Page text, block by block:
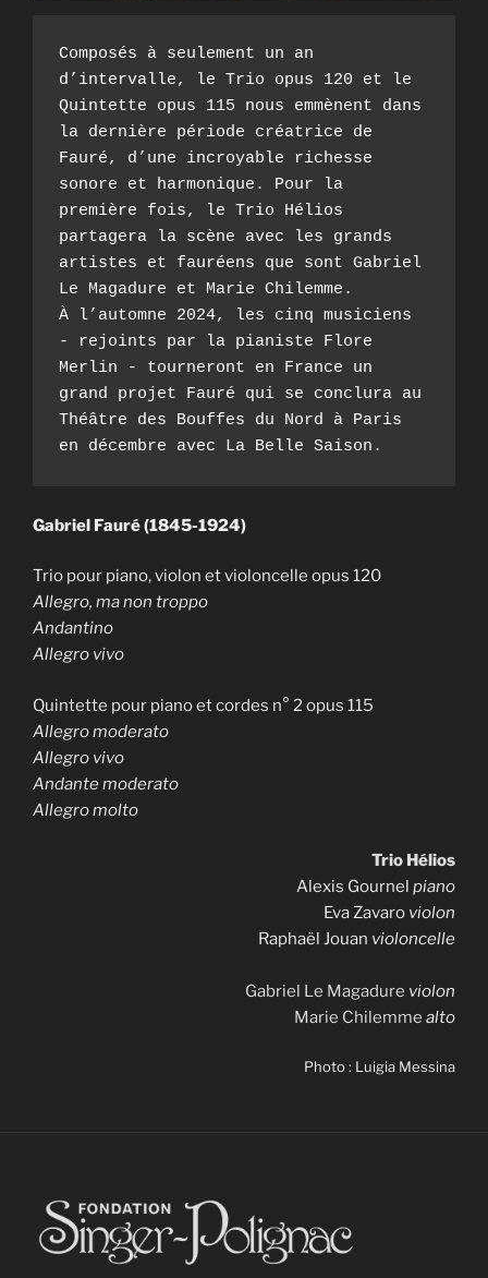
Composés à seulement un an
d’intervalle, le Trio opus 120 et le
Quintette opus 115 nous emmènent dans
la dernière période créatrice de
Fauré, d’une incroyable richesse
sonore et harmonique. Pour la
première fois, le Trio Hélios
partagera la scène avec les grands
artistes et fauréens que sont Gabriel
Le Magadure et Marie Chilemme.
À l’automne 2024, les cinq musiciens
- rejoints par la pianiste Flore
Merlin - tourneront en France un
grand projet Fauré qui se conclura au
Théâtre des Bouffes du Nord à Paris
en décembre avec La Belle Saison.
Gabriel Fauré (1845-1924)
Trio pour piano, violon et violoncelle opus 120
Allegro, ma non troppo
Andantino
Allegro vivo
Quintette pour piano et cordes n° 2 opus 115
Allegro moderato
Allegro vivo
Andante moderato
Allegro molto
Trio Hélios
Alexis Gournel piano
Eva Zavaro violon
Raphaël Jouan violoncelle
Gabriel Le Magadure violon
Marie Chilemme alto
Photo : Luigia Messina